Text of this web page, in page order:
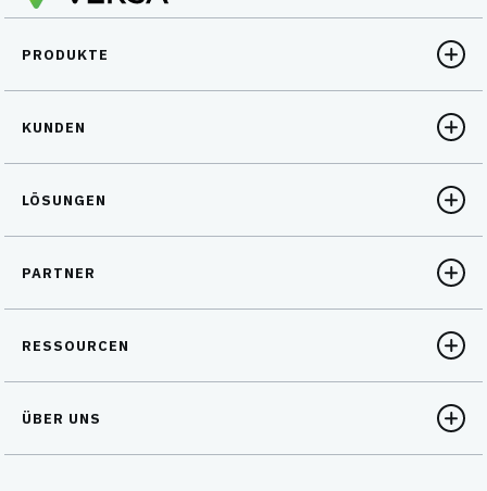
PRODUKTE
KUNDEN
LÖSUNGEN
PARTNER
RESSOURCEN
ÜBER UNS